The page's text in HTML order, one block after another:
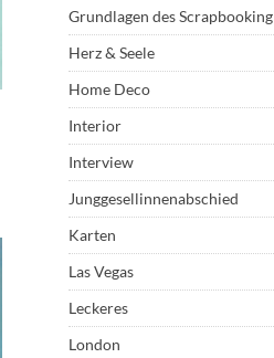
Grundlagen des Scrapbooking
Herz & Seele
Home Deco
Interior
Interview
Junggesellinnenabschied
Karten
Las Vegas
Leckeres
London